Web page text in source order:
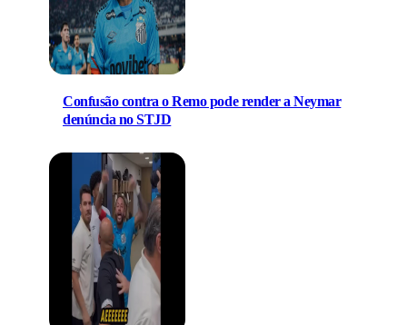
Confusão contra o Remo pode render a Neymar
denúncia no STJD